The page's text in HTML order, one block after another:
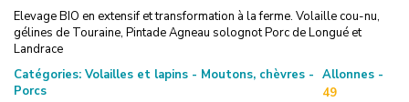
Elevage BIO en extensif et transformation à la ferme. Volaille cou-nu,
gélines de Touraine, Pintade Agneau solognot Porc de Longué et
Landrace
Catégories: Volailles et lapins - Moutons, chèvres -
Porcs
Allonnes -
49